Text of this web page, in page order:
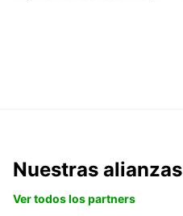
Nuestras alianzas
Ver todos los partners